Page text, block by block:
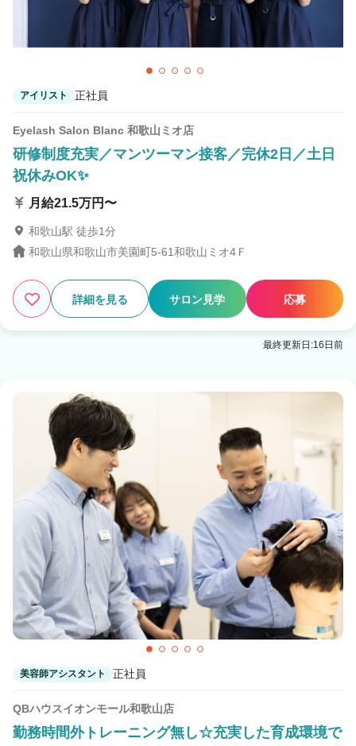
アイリスト 正社員
Eyelash Salon Blanc 和歌山ミオ店
研修制度充実／マンツーマン接客／完休2日／土日
祝休みOK✨
月給21.5万円〜
和歌山駅 徒歩1分
和歌山県和歌山市美園町5-61和歌山ミオ4Ｆ
詳細を見る サロン見学 応募
最終更新日:16日前
美容師アシスタント 正社員
QBハウスイオンモール和歌山店
勤務時間外トレーニング無し☆充実した育成環境で